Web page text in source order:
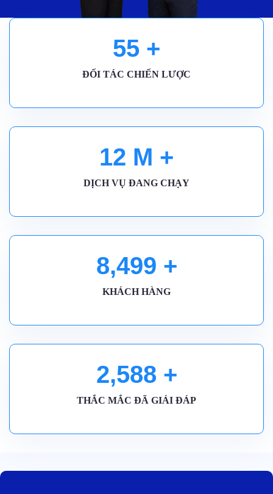
55 +
ĐỐI TÁC CHIẾN LƯỢC
12 M +
DỊCH VỤ ĐANG CHẠY
8,500 +
KHÁCH HÀNG
2,590 +
THẮC MẮC ĐÃ GIẢI ĐÁP